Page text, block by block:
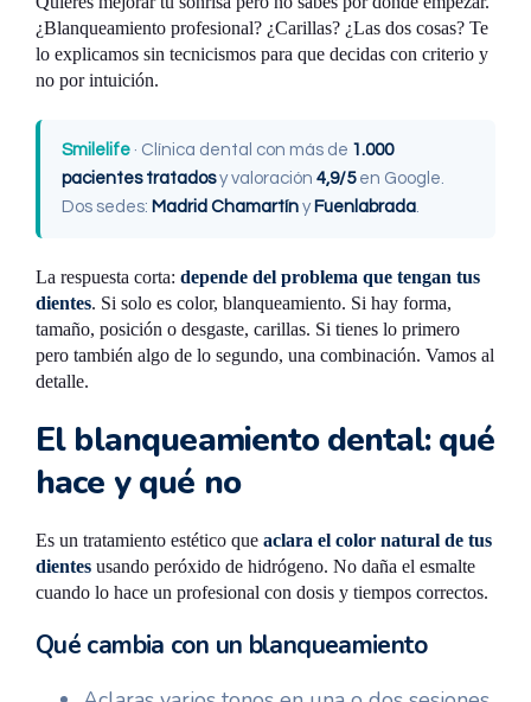
¿Blanqueamiento profesional? ¿Carillas? ¿Las dos cosas? Te
lo explicamos sin tecnicismos para que decidas con criterio y
no por intuición.
Smilelife · Clínica dental con más de 1.000
pacientes tratadosy valoración 4,9/5en Google.
Dos sedes: Madrid Chamartín y Fuenlabrada.
La respuesta corta: depende del problema que tengan tus
dientes. Si solo es color, blanqueamiento. Si hay forma,
tamaño, posición o desgaste, carillas. Si tienes lo primero
pero también algo de lo segundo, una combinación. Vamos al
detalle.
El blanqueamiento dental: qué
hace y qué no
Es un tratamiento estético que aclara el color natural de tus
dientes usando peróxido de hidrógeno. No daña el esmalte
cuando lo hace un profesional con dosis y tiempos correctos.
Qué cambia con un blanqueamiento